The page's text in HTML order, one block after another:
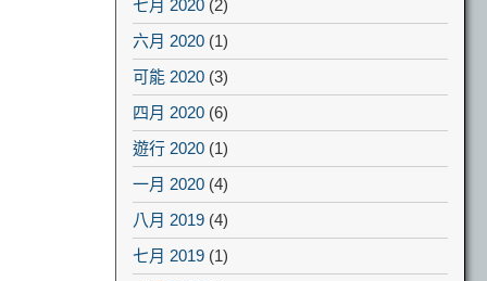
七月 2020 (2)
六月 2020 (1)
可能 2020 (3)
四月 2020 (6)
遊行 2020 (1)
一月 2020 (4)
八月 2019 (4)
七月 2019 (1)